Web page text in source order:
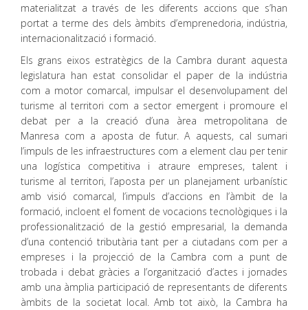
materialitzat a través de les diferents accions que s’han
portat a terme des dels àmbits d’emprenedoria, indústria,
internacionalització i formació.
Els grans eixos estratègics de la Cambra durant aquesta
legislatura han estat consolidar el paper de la indústria
com a motor comarcal, impulsar el desenvolupament del
turisme al territori com a sector emergent i promoure el
debat per a la creació d’una àrea metropolitana de
Manresa com a aposta de futur. A aquests, cal sumari
l’impuls de les infraestructures com a element clau per tenir
una logística competitiva i atraure empreses, talent i
turisme al territori, l’aposta per un planejament urbanístic
amb visió comarcal, l’impuls d’accions en l’àmbit de la
formació, incloent el foment de vocacions tecnològiques i la
professionalització de la gestió empresarial, la demanda
d’una contenció tributària tant per a ciutadans com per a
empreses i la projecció de la Cambra com a punt de
trobada i debat gràcies a l’organització d’actes i jornades
amb una àmplia participació de representants de diferents
àmbits de la societat local. Amb tot això, la Cambra ha